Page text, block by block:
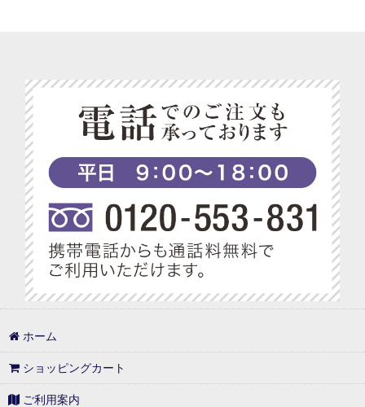
ホーム
ショッピングカート
ご利用案内